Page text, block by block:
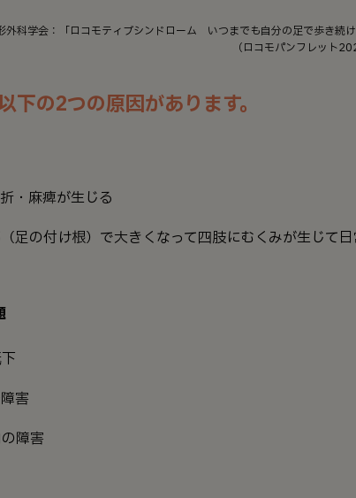
外科学会：「ロコモティブシンドローム いつまでも自分の足で歩き続け
（ロコモパンフレット
の2つの原因があります。
・麻痺が生じる
足の付け根）で大きくなって四肢にむくみが生じて
害
障害